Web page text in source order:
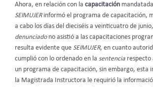
Ahora, en relación con la capacitación mandatada
SEIMUJER informó el programa de capacitación,
a cabo los días del dieciséis a veinticuatro de
denunciadono asistió a las capacitaciones
resulta evidente que SEIMUJER, en cuanto
cumplió con lo ordenado en la sentencia
un programa de capacitación, sin embargo, esta
la Magistrada Instructora le requirió la